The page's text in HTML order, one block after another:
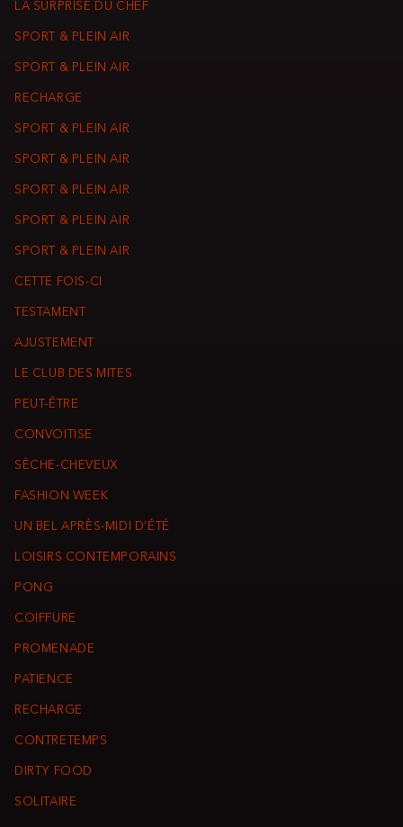
LA SURPRISE DU CHEF
SPORT & PLEIN AIR
SPORT & PLEIN AIR
RECHARGE
SPORT & PLEIN AIR
SPORT & PLEIN AIR
SPORT & PLEIN AIR
SPORT & PLEIN AIR
SPORT & PLEIN AIR
CETTE FOIS-CI
TESTAMENT
AJUSTEMENT
LE CLUB DES MITES
PEUT-ÊTRE
CONVOITISE
SÈCHE-CHEVEUX
FASHION WEEK
UN BEL APRÈS-MIDI D’ÉTÉ
LOISIRS CONTEMPORAINS
PONG
COIFFURE
PROMENADE
PATIENCE
RECHARGE
CONTRETEMPS
DIRTY FOOD
SOLITAIRE